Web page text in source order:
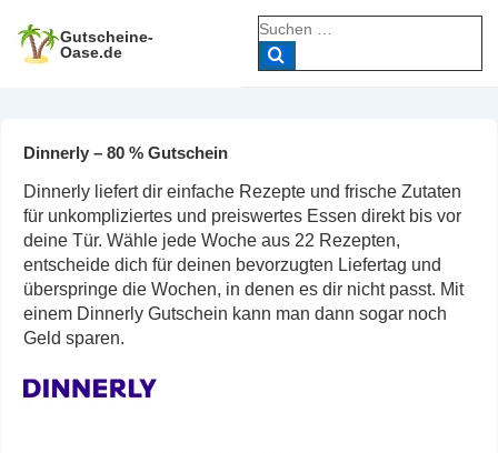
Zum
Inhalt
Gutscheine-
Oase.de
Suche
nach:
Dinnerly – 80 % Gutschein
Dinnerly liefert dir einfache Rezepte und frische Zutaten
für unkompliziertes und preiswertes Essen direkt bis vor
deine Tür. Wähle jede Woche aus 22 Rezepten,
entscheide dich für deinen bevorzugten Liefertag und
überspringe die Wochen, in denen es dir nicht passt. Mit
einem Dinnerly Gutschein kann man dann sogar noch
Geld sparen.